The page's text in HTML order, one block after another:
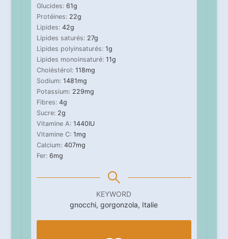
Glucides: 61g
Protéines: 22g
Lipides: 42g
Lipides saturés: 27g
Lipides polyinsaturés: 1g
Lipides monoinsaturé: 11g
Choléstérol: 118mg
Sodium: 1481mg
Potassium: 229mg
Fibres: 4g
Sucre: 2g
Vitamine A: 1440IU
Vitamine C: 1mg
Calcium: 407mg
Fer: 6mg
KEYWORD
gnocchi, gorgonzola, Italie